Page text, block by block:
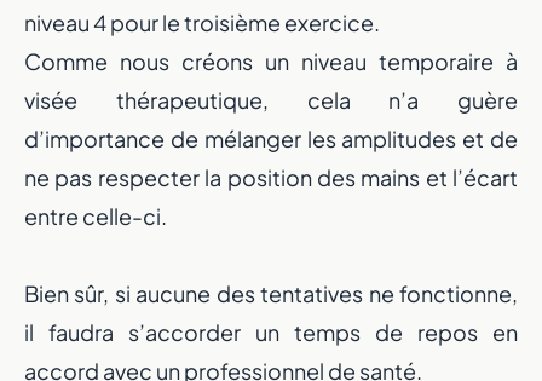
niveau 4 pour le troisième exercice.
Comme nous créons un niveau temporaire à
visée thérapeutique, cela n’a guère
d’importance de mélanger les amplitudes et de
ne pas respecter la position des mains et l’écart
entre celle-ci.
Bien sûr, si aucune des tentatives ne fonctionne,
il faudra s’accorder un temps de repos en
accord avec un professionnel de santé.